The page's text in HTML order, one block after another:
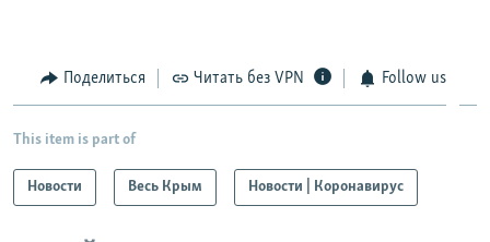
Поделиться Читать без VPN Follow us
This item is part of
Новости Весь Крым Новости | Коронавирус